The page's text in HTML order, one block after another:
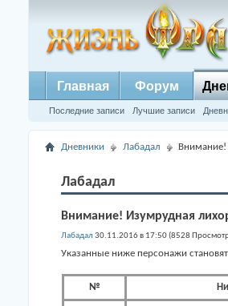
Главная Форум
Последние записи Лучшие записи
Дневники Лабадал Внимание!
Лабадал
Внимание! Изумрудная
Лабадал 30.11.2016 в 17:50 (8528
Указанные ниже персонажи
№